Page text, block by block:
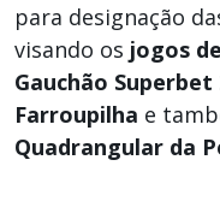
para designação
visando os jogos
Gauchão Superbet
Farroupilha e
Quadrangular da